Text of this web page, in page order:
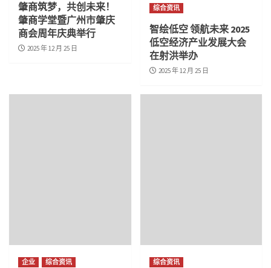
肇商筑梦，共创未来！
肇商学堂暨广州市肇庆
商会周年庆典举行
2025 年 12 月 25 日
综合资讯
智绘低空 领航未来 2025
低空经济产业发展大会
在射洪举办
2025 年 12 月 25 日
企业 综合资讯 综合资讯